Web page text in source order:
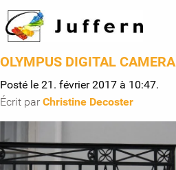
OLYMPUS DIGITAL CAMERA
Posté le 21. février 2017 à 10:47.
Écrit par Christine Decoster